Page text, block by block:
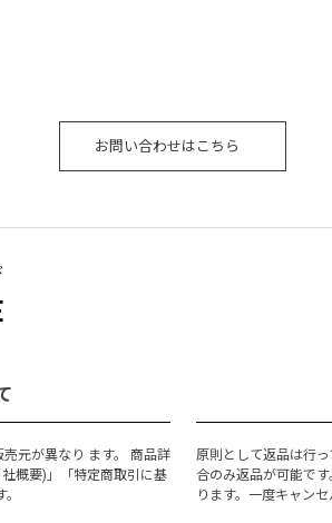
お問い合わせはこちら
元が異なり ます。 商品詳
概要)」「特定商取引に基
原則として返品は行
合のみ返品が可能で
ります。一度キャン